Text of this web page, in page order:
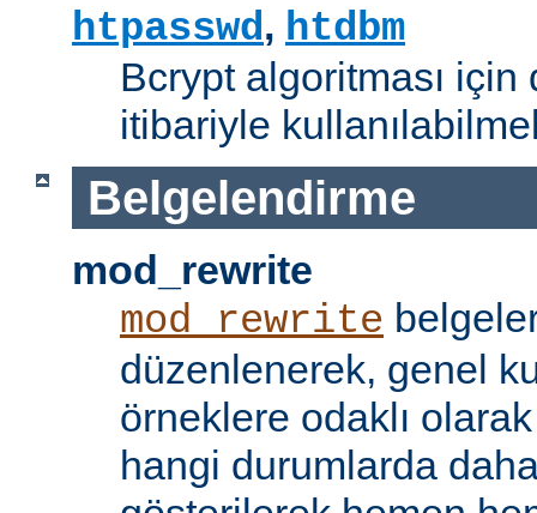
htpasswd, htdbm
Bcrypt algoritması için
itibariyle
Belgelendirme
mod_rewrite
mod_rewrite
düzenlenerek, genel
örneklere odaklı
hangi durumlarda